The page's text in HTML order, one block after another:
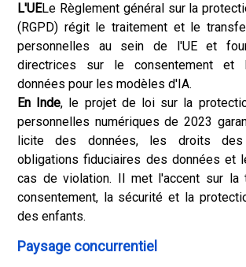
L'UELe Règlement général sur la
(RGPD) régit le traitement et le
personnelles au sein de l'UE et
directrices sur le consentement et
données pour les modèles d'IA.
En Inde, le projet de loi sur la
personnelles numériques de 2023
licite des données, les droits des
obligations fiduciaires des données et
cas de violation. Il met l'accent sur la
consentement, la sécurité et la
des enfants.
Paysage concurrentiel